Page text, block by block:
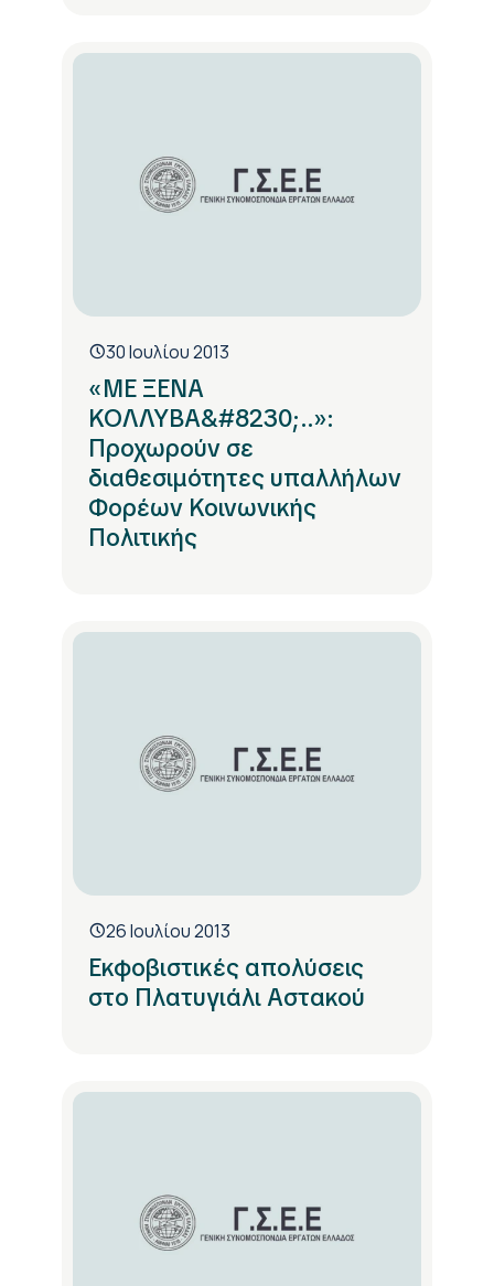
30 Ιουλίου 2013
«ΜΕ ΞΕΝΑ
ΚΟΛΛΥΒΑ&#8230;..»:
Προχωρούν σε
διαθεσιμότητες υπαλλήλων
Φορέων Κοινωνικής
Πολιτικής
26 Ιουλίου 2013
Εκφοβιστικές απολύσεις
στο Πλατυγιάλι Αστακού